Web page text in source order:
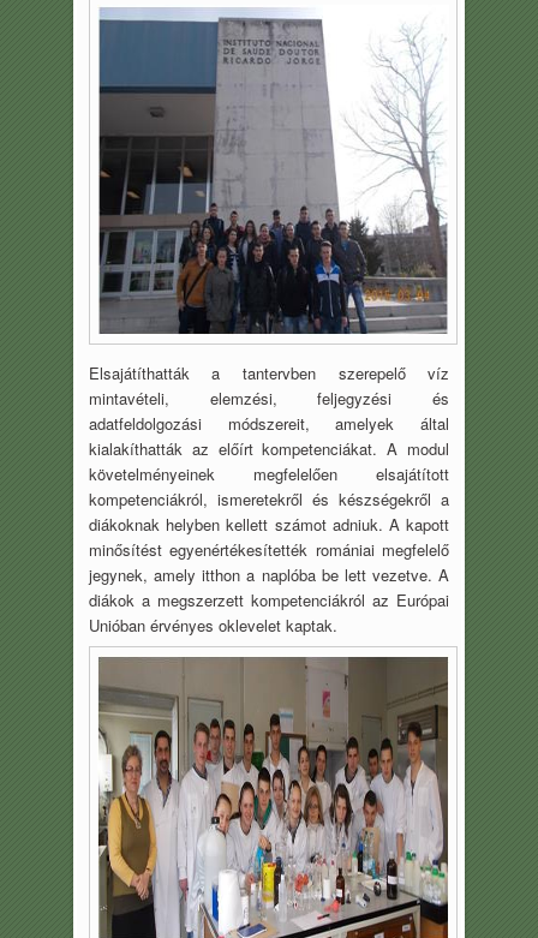
Elsajátíthatták a tantervben szerepelő víz
mintavételi, elemzési, feljegyzési és
adatfeldolgozási módszereit, amelyek által
kialakíthatták az előírt kompetenciákat. A modul
követelményeinek megfelelően elsajátított
kompetenciákról, ismeretekről és készségekről a
diákoknak helyben kellett számot adniuk. A kapott
minősítést egyenértékesítették romániai megfelelő
jegynek, amely itthon a naplóba be lett vezetve. A
diákok a megszerzett kompetenciákról az Európai
Unióban érvényes oklevelet kaptak.